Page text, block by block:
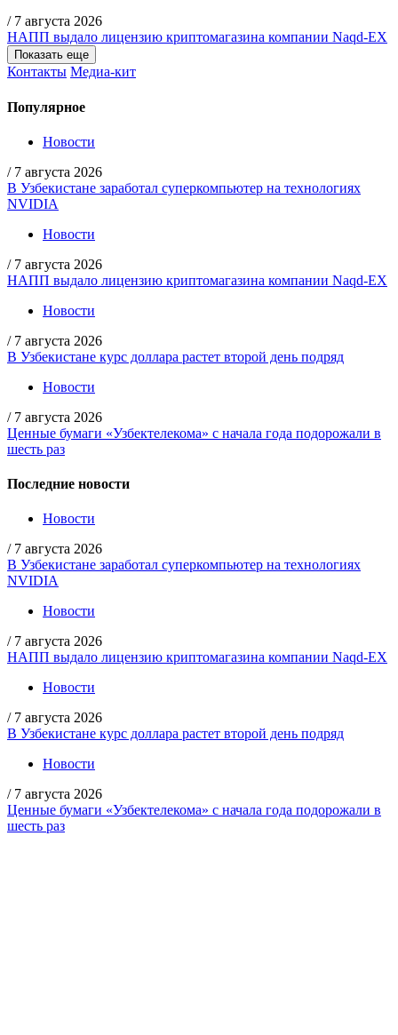
/ 7 августа 2026
НАПП выдало лицензию криптомагазина компании Naqd-EX
Показать еще
Контакты Медиа-кит
Популярное
Новости
/ 7 августа 2026
В Узбекистане заработал суперкомпьютер на технологиях
NVIDIA
Новости
/ 7 августа 2026
НАПП выдало лицензию криптомагазина компании Naqd-EX
Новости
/ 7 августа 2026
В Узбекистане курс доллара растет второй день подряд
Новости
/ 7 августа 2026
Ценные бумаги «Узбектелекома» с начала года подорожали в
шесть раз
Последние новости
Новости
/ 7 августа 2026
В Узбекистане заработал суперкомпьютер на технологиях
NVIDIA
Новости
/ 7 августа 2026
НАПП выдало лицензию криптомагазина компании Naqd-EX
Новости
/ 7 августа 2026
В Узбекистане курс доллара растет второй день подряд
Новости
/ 7 августа 2026
Ценные бумаги «Узбектелекома» с начала года подорожали в
шесть раз